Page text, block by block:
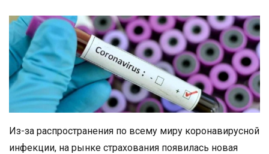
Из-за распространения по всему миру коронавирусной
инфекции, на рынке страхования появилась новая